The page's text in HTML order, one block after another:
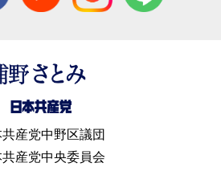
共産党中野区議団
共産党中央委員会